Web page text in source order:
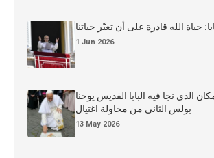
حياة الله قادرة على أن تغيّر حياتنا
1 Jun 2026
الذي نجا فيه البابا القديس يوحنا
بولس الثاني من محاولة اغتيال
13 May 2026